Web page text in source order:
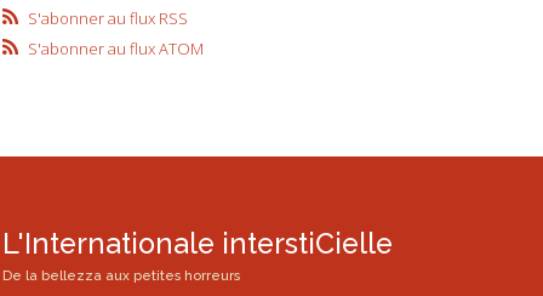
S'abonner au flux RSS
S'abonner au flux ATOM
L'Internationale interstiCielle
De la bellezza aux petites horreurs